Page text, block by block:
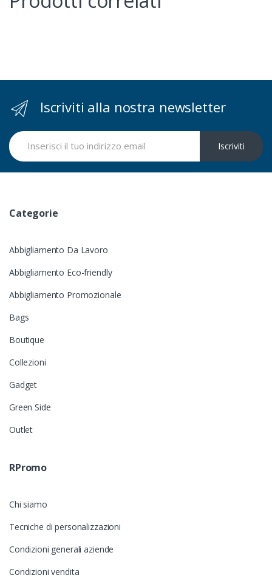
Iscriviti alla nostra newsletter
Iscriviti
Categorie
Abbigliamento Da Lavoro
Abbigliamento Eco-friendly
Abbigliamento Promozionale
Bags
Boutique
Collezioni
Gadget
Green Side
Outlet
RPromo
Chi siamo
Tecniche di personalizzazioni
Condizioni generali aziende
Condizioni vendita